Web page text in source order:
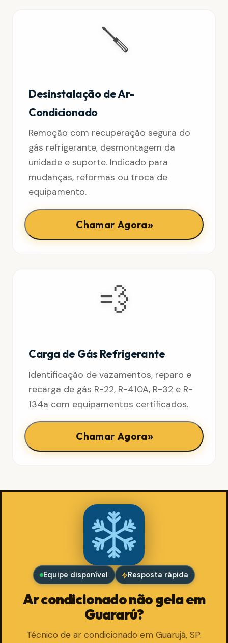
🪛
Desinstalação de Ar-
Condicionado
Remoção com recuperação segura do
gás refrigerante, desmontagem da
unidade e suporte. Indicado para
mudanças, reformas ou troca de
equipamento.
Chamar Agora»
💨
Carga de Gás Refrigerante
Identificação de vazamentos, reparo e
recarga de gás R-22, R-410A, R-32 e R-
134a com equipamentos certificados.
Chamar Agora»
Equipe disponível Resposta rápida
Ar condicionado não gela em
Guararú?
Técnico de ar condicionado em Guarujá, SP.